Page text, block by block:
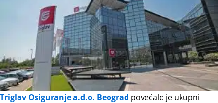
Triglav Osiguranje a.d.o. Beograd povećalo je ukupni